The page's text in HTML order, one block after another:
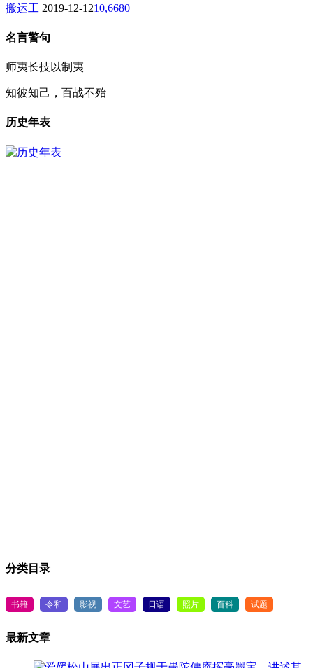
搬运工 2019-12-1210,6680
名言警句
师夷长技以制夷
知彼知己，百战不殆
历史年表
分类目录
书籍 令和 影视 文艺 日语 照片 百科 试题
最新文章